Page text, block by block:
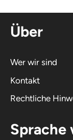
Über
Wer wir sind
Kontakt
Rechtliche
Sprache